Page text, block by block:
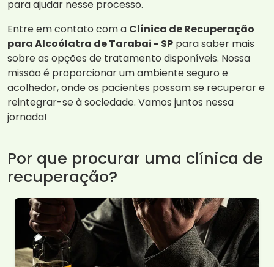
para ajudar nesse processo.
Entre em contato com a Clínica de Recuperação
para Alcoólatra de Tarabai - SP para saber mais
sobre as opções de tratamento disponíveis. Nossa
missão é proporcionar um ambiente seguro e
acolhedor, onde os pacientes possam se recuperar e
reintegrar-se à sociedade. Vamos juntos nessa
jornada!
Por que procurar uma clínica de
recuperação?